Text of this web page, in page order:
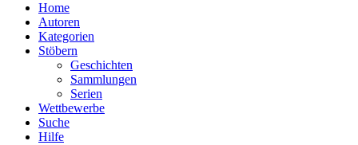
Home
Autoren
Kategorien
Stöbern
Geschichten
Sammlungen
Serien
Wettbewerbe
Suche
Hilfe